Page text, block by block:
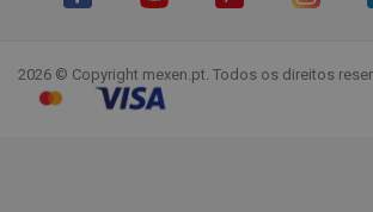
2026 © Copyright mexen.pt. Todos os direitos